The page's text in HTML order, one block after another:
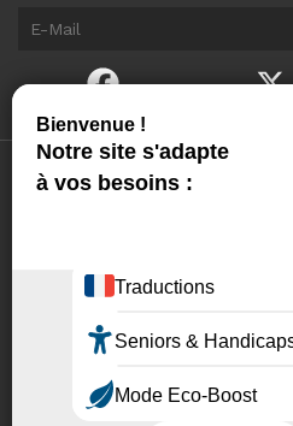
Normandinamik sélectionne
l'essentiel de l'actualité
VOTRE